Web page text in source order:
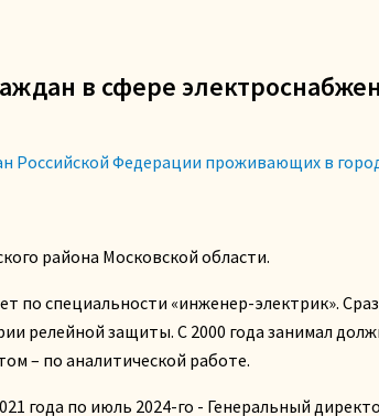
в сфере
Российской Федерации проживающих в
района Московской области.
по специальности «инженер-электрик».
релейной защиты. С 2000 года занимал
– по аналитической работе.
года по июль 2024-го - Генеральный